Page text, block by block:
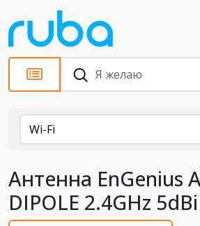
Каталог
Wi-Fi
Антенна EnGenius
DIPOLE 2.4GHz 5dBi